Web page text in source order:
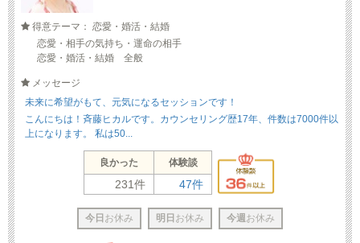
得意テーマ： 恋愛・婚活・結婚
恋愛・相手の気持ち・運命の相手
恋愛・婚活・結婚 全般
メッセージ
未来に希望がもて、元気になるセッションです！
こんにちは！斉藤ヒカルです。カウンセリング歴17年、件数は7000件以
上になります。 私は50...
良かった 体験談
231件 47件
今日 お休み 明日 お休み 今週 お休み